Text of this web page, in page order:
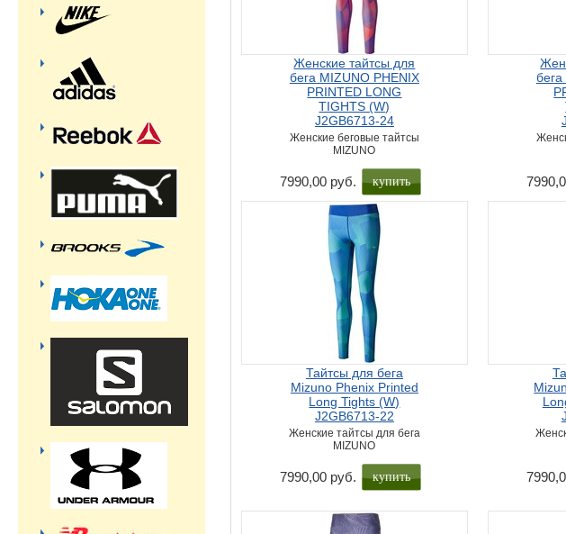
Женские тайтсы для
бега MIZUNO PHENIX
PRINTED LONG
TIGHTS (W)
J2GB6713-24
Женские беговые тайтсы
MIZUNO
7990,00 руб. купить
Тайтсы для бега
Mizuno Phenix Printed
Long Tights (W)
J2GB6713-22
Женские тайтсы для бега
MIZUNO
7990,00 руб. купить